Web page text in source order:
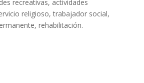
recreativas, actividades
religioso, trabajador social,
rehabilitación.